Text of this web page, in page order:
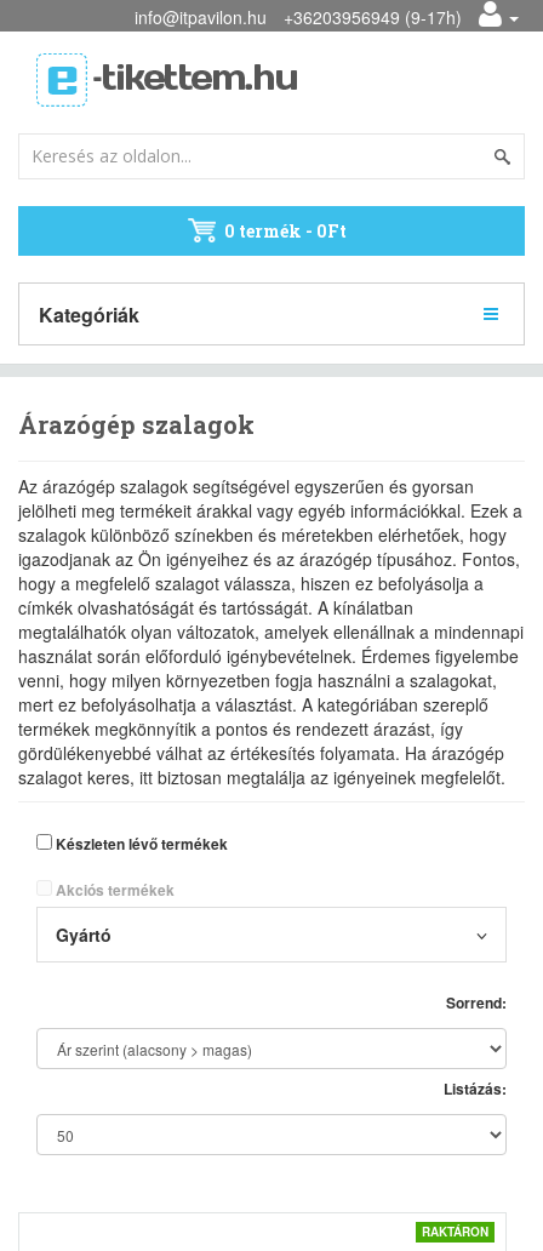
info@itpavilon.hu +36203956949 (9-17h)
0 termék - 0Ft
Kategóriák
Árazógép szalagok
Az árazógép szalagok segítségével egyszerűen és gyorsan
jelölheti meg termékeit árakkal vagy egyéb információkkal. Ezek a
szalagok különböző színekben és méretekben elérhetőek, hogy
igazodjanak az Ön igényeihez és az árazógép típusához. Fontos,
hogy a megfelelő szalagot válassza, hiszen ez befolyásolja a
címkék olvashatóságát és tartósságát. A kínálatban
megtalálhatók olyan változatok, amelyek ellenállnak a mindennapi
használat során előforduló igénybevételnek. Érdemes figyelembe
venni, hogy milyen környezetben fogja használni a szalagokat,
mert ez befolyásolhatja a választást. A kategóriában szereplő
termékek megkönnyítik a pontos és rendezett árazást, így
gördülékenyebbé válhat az értékesítés folyamata. Ha árazógép
szalagot keres, itt biztosan megtalálja az igényeinek megfelelőt.
Készleten lévő termékek
Akciós termékek
Gyártó
Sorrend:
Listázás:
RAKTÁRON